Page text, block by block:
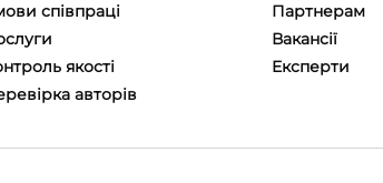
співпраці
якості
авторів
Партнерам
Вакансії
Eксперти